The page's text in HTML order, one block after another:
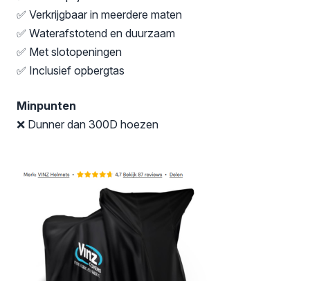
✅ Verkrijgbaar in meerdere maten
✅ Waterafstotend en duurzaam
✅ Met slotopeningen
✅ Inclusief opbergtas
Minpunten
❌ Dunner dan 300D hoezen